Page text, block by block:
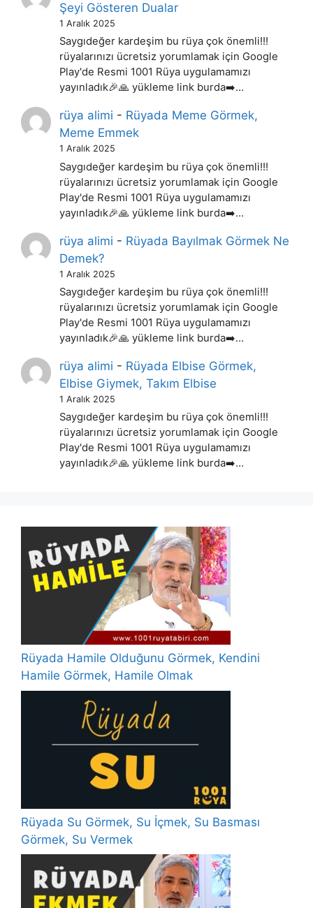
Şeyi Gösteren Dualar
1 Aralık 2025
Saygıdeğer kardeşim bu rüya çok önemli!!!
rüyalarınızı ücretsiz yorumlamak için Google
Play'de Resmi 1001 Rüya uygulamamızı
yayınladık🎉🙏 yükleme link burda➡️…
rüya alimi - Rüyada Meme Görmek,
Meme Emmek
1 Aralık 2025
Saygıdeğer kardeşim bu rüya çok önemli!!!
rüyalarınızı ücretsiz yorumlamak için Google
Play'de Resmi 1001 Rüya uygulamamızı
yayınladık🎉🙏 yükleme link burda➡️…
rüya alimi - Rüyada Bayılmak Görmek Ne
Demek?
1 Aralık 2025
Saygıdeğer kardeşim bu rüya çok önemli!!!
rüyalarınızı ücretsiz yorumlamak için Google
Play'de Resmi 1001 Rüya uygulamamızı
yayınladık🎉🙏 yükleme link burda➡️…
rüya alimi - Rüyada Elbise Görmek,
Elbise Giymek, Takım Elbise
1 Aralık 2025
Saygıdeğer kardeşim bu rüya çok önemli!!!
rüyalarınızı ücretsiz yorumlamak için Google
Play'de Resmi 1001 Rüya uygulamamızı
yayınladık🎉🙏 yükleme link burda➡️…
Rüyada Hamile Olduğunu Görmek, Kendini
Hamile Görmek, Hamile Olmak
Rüyada Su Görmek, Su İçmek, Su Basması
Görmek, Su Vermek